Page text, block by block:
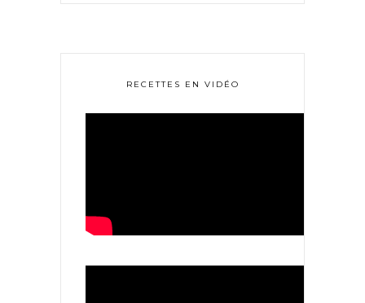
RECETTES EN VIDÉO